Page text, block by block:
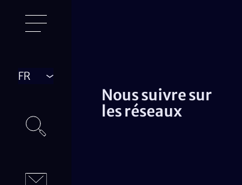
Langue
Nous suivre sur
les réseaux